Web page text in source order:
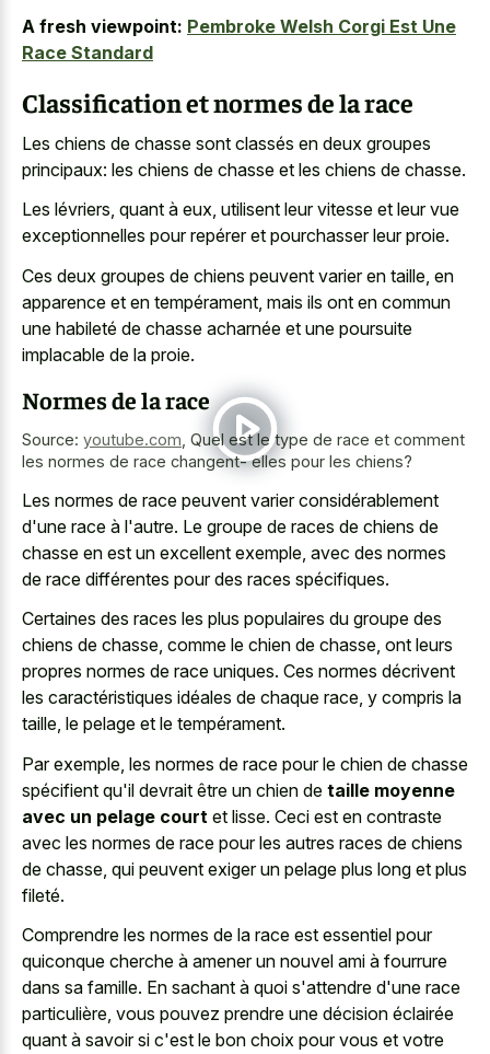
A fresh viewpoint: Pembroke Welsh Corgi Est Une
Race Standard
Classification et normes de la race
Les chiens de chasse sont classés en deux groupes
principaux: les chiens de chasse et les chiens de chasse.
Les lévriers, quant à eux, utilisent leur vitesse et leur vue
exceptionnelles pour repérer et pourchasser leur proie.
Ces deux groupes de chiens peuvent varier en taille, en
apparence et en tempérament, mais ils ont en commun
une habileté de chasse acharnée et une poursuite
implacable de la proie.
Normes de la race
Source: youtube.com, Quel est le type de race et comment
les normes de race changent- elles pour les chiens?
Les normes de race peuvent varier considérablement
d'une race à l'autre. Le groupe de races de chiens de
chasse en est un excellent exemple, avec des normes
de race différentes pour des races spécifiques.
Certaines des races les plus populaires du groupe des
chiens de chasse, comme le chien de chasse, ont leurs
propres normes de race uniques. Ces normes décrivent
les caractéristiques idéales de chaque race, y compris la
taille, le pelage et le tempérament.
Par exemple, les normes de race pour le chien de chasse
spécifient qu'il devrait être un chien de taille moyenne
avec un pelage court et lisse. Ceci est en contraste
avec les normes de race pour les autres races de chiens
de chasse, qui peuvent exiger un pelage plus long et plus
fileté.
Comprendre les normes de la race est essentiel pour
quiconque cherche à amener un nouvel ami à fourrure
dans sa famille. En sachant à quoi s'attendre d'une race
particulière, vous pouvez prendre une décision éclairée
quant à savoir si c'est le bon choix pour vous et votre